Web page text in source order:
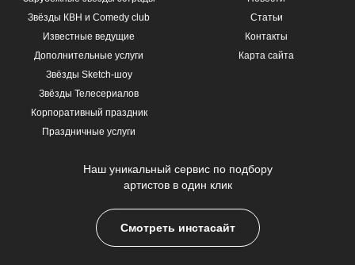
Звёзды КВН и Comedy club
Известные ведущие
Дополнительные услуги
Звёзды Sketch-шоу
Звёзды Телесериалов
Корпоративный праздник
Праздничные услуги
Статьи
Контакты
Карта сайта
Наш уникальный сервис по подбору
артистов в один клик
Смотреть инстасайт